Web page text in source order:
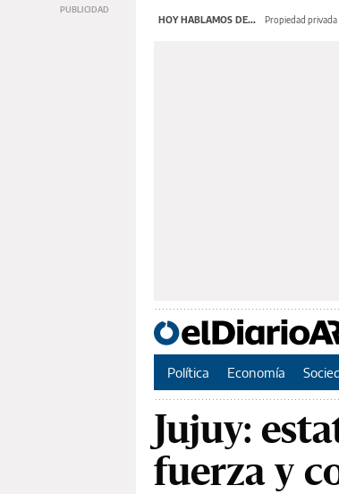
HOY HABLAMOS DE... Propiedad privada
Política Economía
Jujuy:
fuerza y